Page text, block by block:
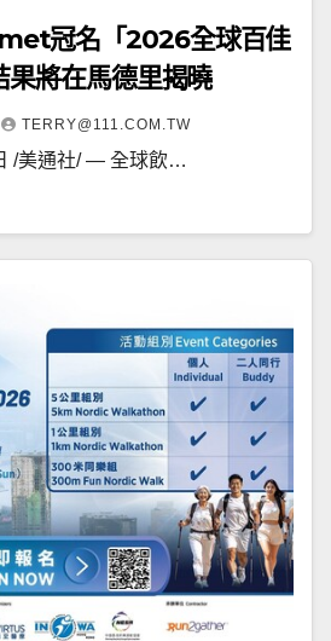
冠名「2026全球百佳
果將在馬德里揭曉
TERRY@111.COM.TW
/美通社/ — 全球飲…